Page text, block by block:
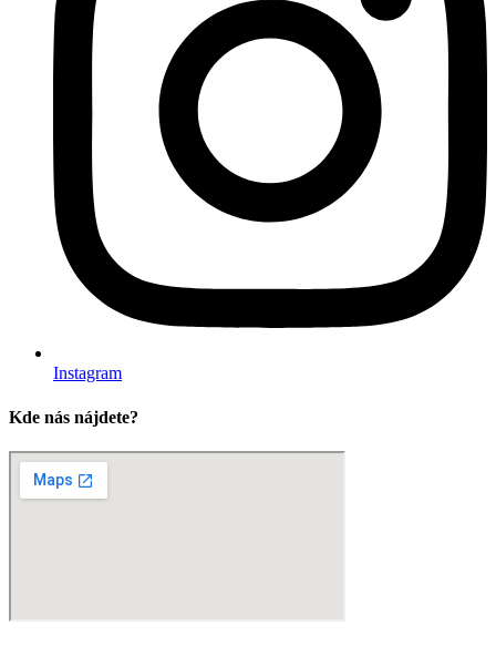
Instagram
Kde nás nájdete?